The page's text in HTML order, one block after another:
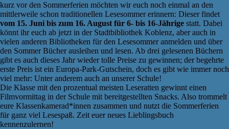
kurz vor den Sommerferien möchten wir euch noch einmal an den
mittlerweile schon traditionellen Lesesommer erinnern: Dieser findet
vom 15. Juni bis zum 16. August für 6- bis 16-Jährige statt. Dabei
könnt ihr euch ab jetzt in der Stadtbibliothek Koblenz, aber auch in
vielen anderen Bibliotheken für den Lesesommer anmelden und über
den Sommer Bücher ausleihen und lesen. Ab drei gelesenen Büchern
gibt es auch dieses Jahr wieder tolle Preise zu gewinnen; der begehrte
erste Preis ist ein Europa-Park-Gutschein, doch es gibt wie immer noch
viel mehr: Unter anderem auch an unserer Schule!
Die Klasse mit den prozentual meisten Leseratten gewinnt einen
Filmvormittag in der Schule mit bereitgestellten Snacks. Also trommelt
eure Klassenkamerad*innen zusammen und nutzt die Sommerferien
für ganz viel Lesespaß. Zeit euer neues Lieblingsbuch
kennenzulernen!